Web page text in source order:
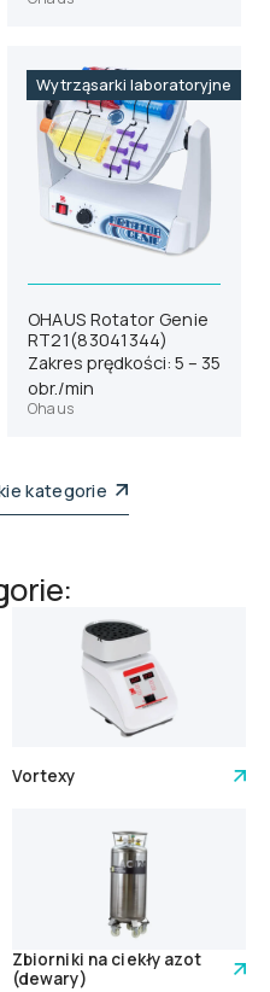
Wytrząsarki laboratoryjne
OHAUS Rotator Genie
RT21(83041344)
Zakres prędkości: 5 – 35
obr./min
Ohaus
kategorie
Vortexy
Zbiorniki na ciekły azot
(dewary)